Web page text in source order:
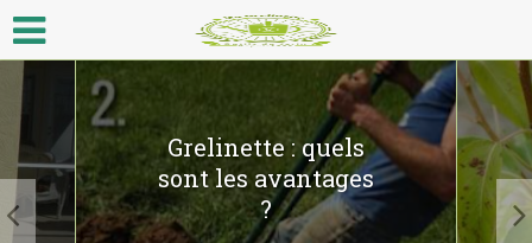
Grelinette : quels
sont les avantages
?